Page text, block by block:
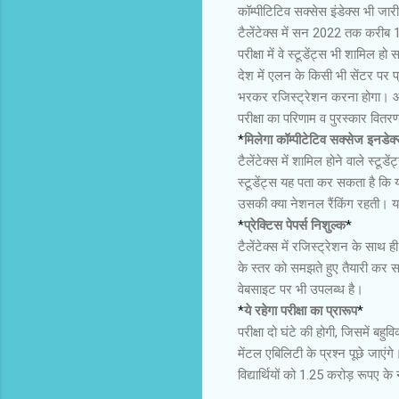
कॉम्पीटिटिव सक्सेस इंडेक्स भी
टैलेंटेक्स में सन 2022 तक करीब
परीक्षा में वे स्टूडेंट्स भी शामिल
देश में एलन के किसी भी सेंटर पर
भरकर रजिस्ट्रेशन करना होगा।
परीक्षा का परिणाम व पुरस्कार
*मिलेगा कॉम्पीटेटिव सक्सेज
टैलेंटेक्स में शामिल होने वाले
स्टूडेंट्स यह पता कर सकता है कि
उसकी क्या नेशनल रैंकिंग रहती।
*प्रेक्टिस पेपर्स निशुल्क*
टैलेंटेक्स में रजिस्ट्रेशन के साथ ही
के स्तर को समझते हुए तैयारी कर
वेबसाइट पर भी उपलब्ध है।
*ये रहेगा परीक्षा का प्रारूप*
परीक्षा दो घंटे की होगी, जिसमें
मेंटल एबिलिटी के प्रश्न पूछे
विद्यार्थियों को 1.25 करोड़ रूपए